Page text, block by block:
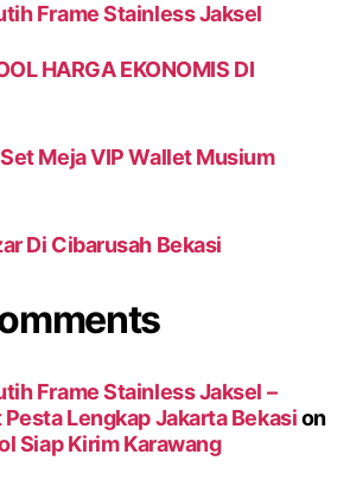
Frame Stainless Jaksel
HARGA EKONOMIS DI
Meja VIP Wallet Musium
Di Cibarusah Bekasi
Frame Stainless Jaksel –
Lengkap Jakarta Bekasion
Siap Kirim Karawang